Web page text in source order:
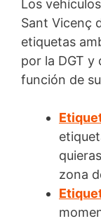
Los
Sant Vicenç
etiquetas
por la DGT y
función de
zona